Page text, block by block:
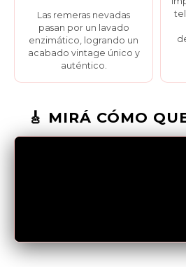
Las remeras nevadas
pasan por un lavado
enzimático, logrando un
acabado vintage único y
auténtico.
🎸 MIRÁ CÓMO